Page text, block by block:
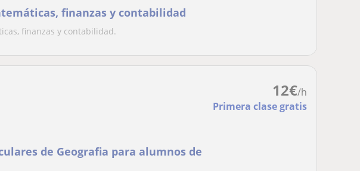
finanzas y contabilidad
finanzas y contabilidad.
12€/h
Primera clase gratis
de Geografia para alumnos de